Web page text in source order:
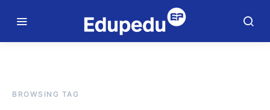
BROWSING TAG